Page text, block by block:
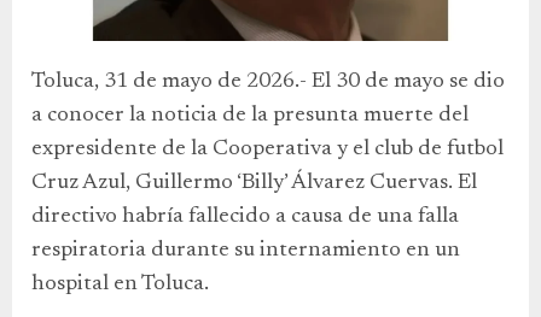
Toluca, 31 de mayo de 2026.- El 30 de mayo se dio
a conocer la noticia de la presunta muerte del
expresidente de la Cooperativa y el club de futbol
Cruz Azul, Guillermo ‘Billy’ Álvarez Cuervas. El
directivo habría fallecido a causa de una falla
respiratoria durante su internamiento en un
hospital en Toluca.